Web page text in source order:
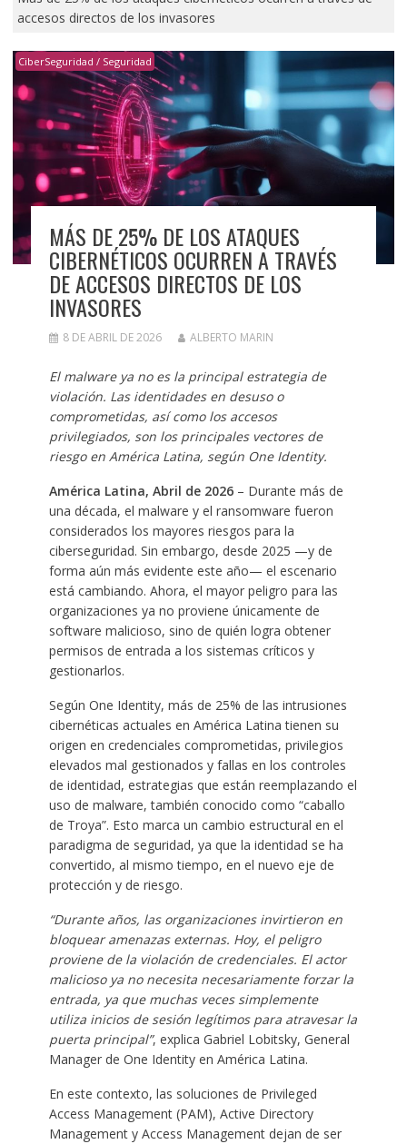
accesos directos de los invasores
CiberSeguridad / Seguridad
MÁS DE 25% DE LOS ATAQUES
CIBERNÉTICOS OCURREN A TRAVÉS
DE ACCESOS DIRECTOS DE LOS
INVASORES
8 DE ABRIL DE 2026 ALBERTO MARIN
El malware ya no es la principal estrategia de
violación. Las identidades en desuso o
comprometidas, así como los accesos
privilegiados, son los principales vectores de
riesgo en América Latina, según One Identity.
América Latina, Abril de 2026– Durante más de
una década, el malware y el ransomware fueron
considerados los mayores riesgos para la
ciberseguridad. Sin embargo, desde 2025 —y de
forma aún más evidente este año— el escenario
está cambiando. Ahora, el mayor peligro para las
organizaciones ya no proviene únicamente de
software malicioso, sino de quién logra obtener
permisos de entrada a los sistemas críticos y
gestionarlos.
Según One Identity, más de 25% de las intrusiones
cibernéticas actuales en América Latina tienen su
origen en credenciales comprometidas, privilegios
elevados mal gestionados y fallas en los controles
de identidad, estrategias que están reemplazando el
uso de malware, también conocido como “caballo
de Troya”. Esto marca un cambio estructural en el
paradigma de seguridad, ya que la identidad se ha
convertido, al mismo tiempo, en el nuevo eje de
protección y de riesgo.
“Durante años, las organizaciones invirtieron en
bloquear amenazas externas. Hoy, el peligro
proviene de la violación de credenciales. El actor
malicioso ya no necesita necesariamente forzar la
entrada, ya que muchas veces simplemente
utiliza inicios de sesión legítimos para atravesar la
puerta principal”, explica Gabriel Lobitsky, General
Manager de One Identity en América Latina.
En este contexto, las soluciones de Privileged
Access Management (PAM), Active Directory
Management y Access Management dejan de ser